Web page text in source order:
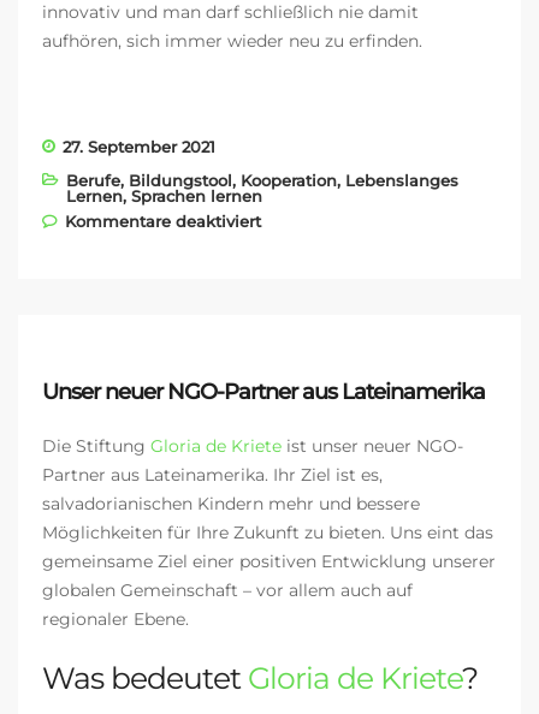
innovativ und man darf schließlich nie damit
aufhören, sich immer wieder neu zu erfinden.
27. September 2021
Berufe, Bildungstool, Kooperation, Lebenslanges
Lernen, Sprachen lernen
Kommentare deaktiviertfür Vision Education mit zwei
Unser neuer NGO-Partner aus Lateinamerika
Die Stiftung Gloria de Kriete ist unser neuer NGO-
Partner aus Lateinamerika. Ihr Ziel ist es,
salvadorianischen Kindern mehr und bessere
Möglichkeiten für Ihre Zukunft zu bieten. Uns eint das
gemeinsame Ziel einer positiven Entwicklung unserer
globalen Gemeinschaft – vor allem auch auf
regionaler Ebene.
Was bedeutet Gloria de Kriete?